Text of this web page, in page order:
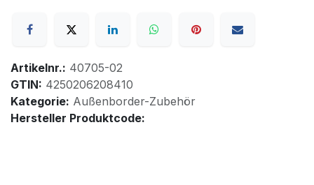
Artikelnr.: 40705-02
GTIN: 4250206208410
Kategorie: Außenborder-Zubehör
Hersteller Produktcode: